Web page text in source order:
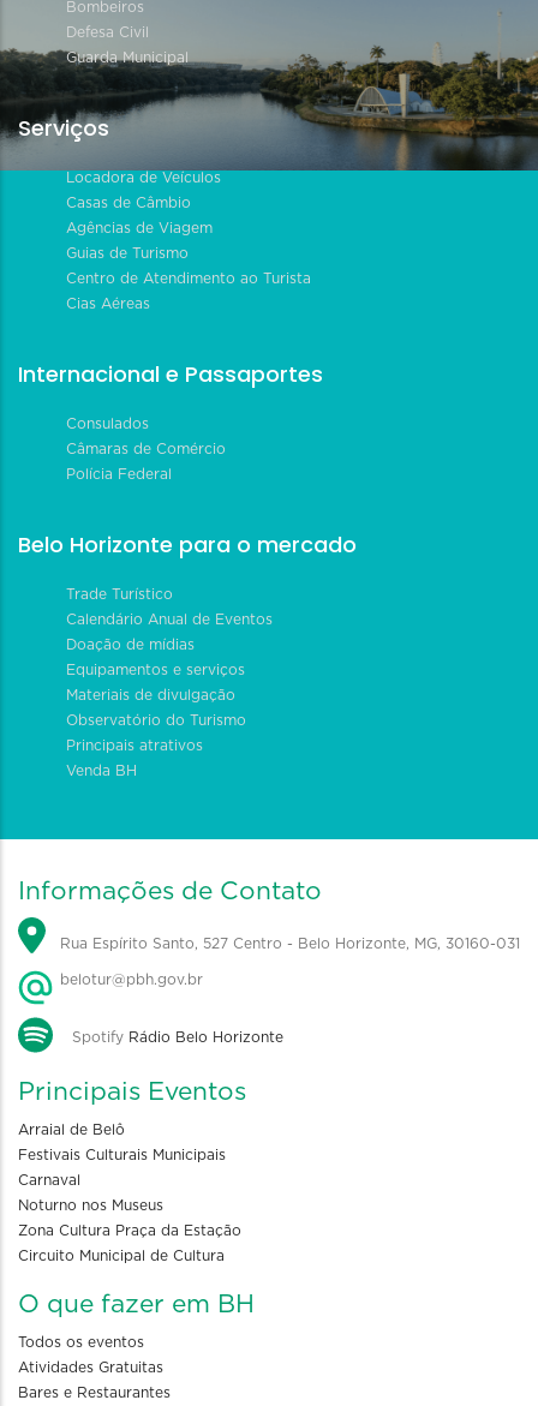
Bombeiros
Defesa Civil
Guarda Municipal
Serviços
Locadora de Veículos
Casas de Câmbio
Agências de Viagem
Guias de Turismo
Centro de Atendimento ao Turista
Cias Aéreas
Internacional e Passaportes
Consulados
Câmaras de Comércio
Polícia Federal
Belo Horizonte para o mercado
Trade Turístico
Calendário Anual de Eventos
Doação de mídias
Equipamentos e serviços
Materiais de divulgação
Observatório do Turismo
Principais atrativos
Venda BH
Informações de Contato
Rua Espírito Santo, 527 Centro - Belo Horizonte, MG, 30160-031
belotur@pbh.gov.br
Spotify Rádio Belo Horizonte
Principais Eventos
Arraial de Belô
Festivais Culturais Municipais
Carnaval
Noturno nos Museus
Zona Cultura Praça da Estação
Circuito Municipal de Cultura
O que fazer em BH
Todos os eventos
Atividades Gratuitas
Bares e Restaurantes